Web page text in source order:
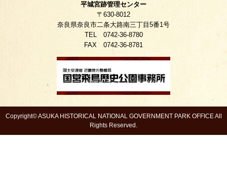
平城宮跡管理センター
〒630-8012
奈良県奈良市二条大路南三丁目5番1号
TEL 0742-36-8780
FAX 0742-36-8781
Copyright© ASUKA HISTORICAL NATIONAL GOVERNMENT PARK OFFICE All
Rights Reserved.